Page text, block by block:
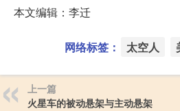
本文编辑：李迁
网络标签： 太空人
上一篇
火星车的被动悬架与主动悬架